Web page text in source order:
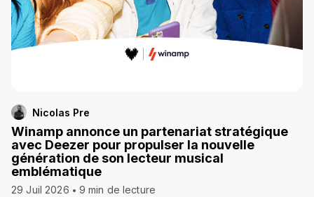
Nicolas Pre
Winamp annonce un partenariat stratégique
avec Deezer pour propulser la nouvelle
génération de son lecteur musical
emblématique
29 Juil 2026 9 min de lecture